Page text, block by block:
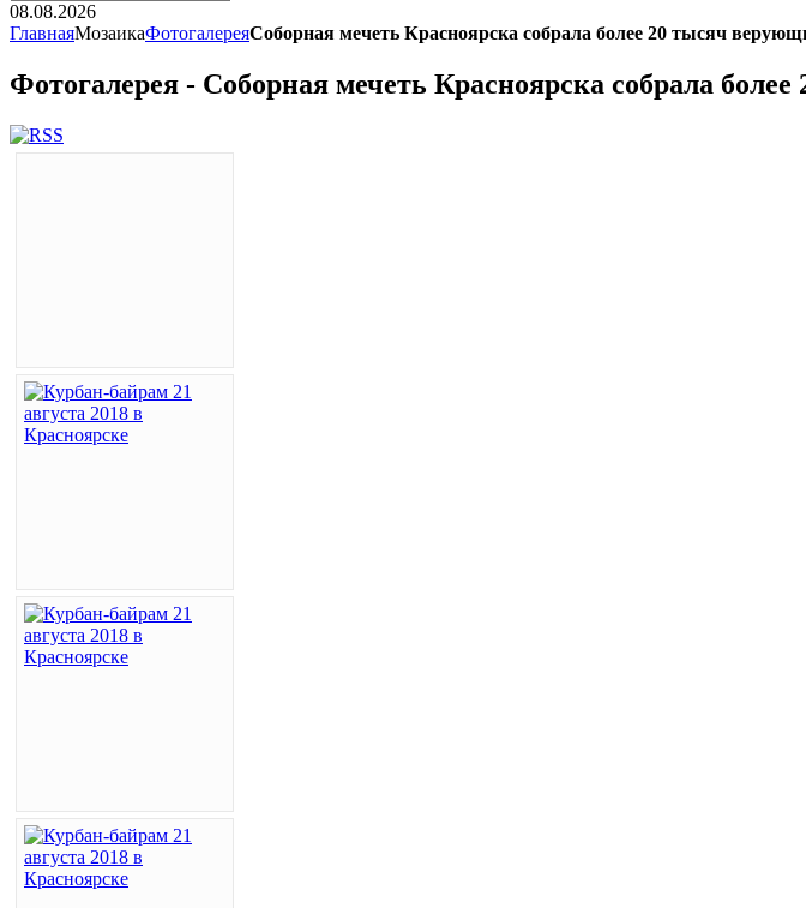
08.08.2026
ГлавнаяМозаикаФотогалереяСоборная мечеть Красноярска собрала более 20 тысяч
Фотогалерея - Соборная мечеть Красноярска собрала